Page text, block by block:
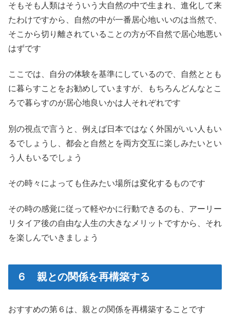
そもそも人類はそういう大自然の中で生まれ、進化して来
たわけですから、自然の中が一番居心地いいのは当然で、
そこから切り離されていることの方が不自然で居心地悪い
はずです
ここでは、自分の体験を基準にしているので、自然ととも
に暮らすことをお勧めしていますが、もちろんどんなとこ
ろで暮らすのが居心地良いかは人それぞれです
別の視点で言うと、例えば日本ではなく外国がいい人もい
るでしょうし、都会と自然とを両方交互に楽しみたいとい
う人もいるでしょう
その時々によっても住みたい場所は変化するものです
その時の感覚に従って軽やかに行動できるのも、アーリー
リタイア後の自由な人生の大きなメリットですから、それ
を楽しんでいきましょう
６ 親との関係を再構築する
おすすめの第６は、親との関係を再構築することです